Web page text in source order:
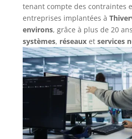
tenant compte des contraintes
entreprises implantées à
environs, grâce à plus de 20
systèmes, réseauxet services